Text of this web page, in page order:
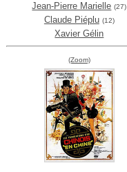
Jean-Pierre Marielle (27)
Claude Piéplu (12)
Xavier Gélin
(Zoom)